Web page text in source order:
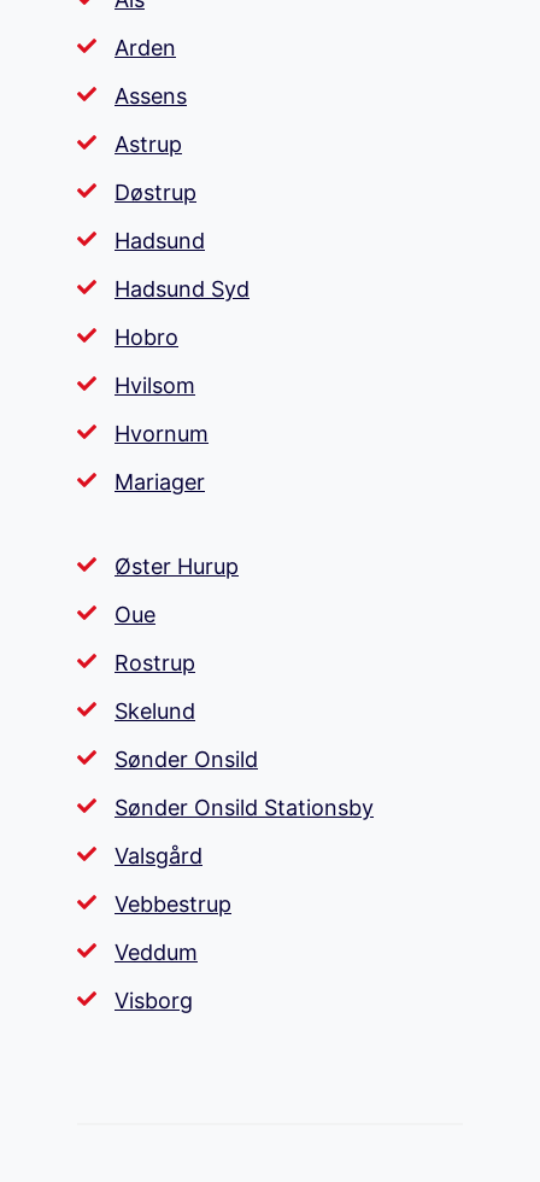
Arden
Assens
Astrup
Døstrup
Hadsund
Hadsund Syd
Hobro
Hvilsom
Hvornum
Mariager
Øster Hurup
Oue
Rostrup
Skelund
Sønder Onsild
Sønder Onsild Stationsby
Valsgård
Vebbestrup
Veddum
Visborg